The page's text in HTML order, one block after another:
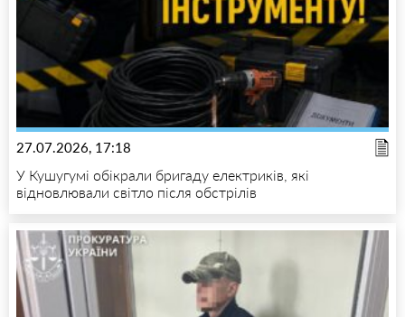
27.07.2026, 17:18
У Кушугумі обікрали бригаду електриків, які
відновлювали світло після обстрілів